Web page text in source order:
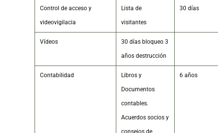
Control de acceso y
videovigilacia
Lista de
visitantes
30 días
Vídeos 30 días bloqueo 3
años destrucción
Contabilidad Libros y
Documentos
contables.
Acuerdos socios y
consejos de
6 años